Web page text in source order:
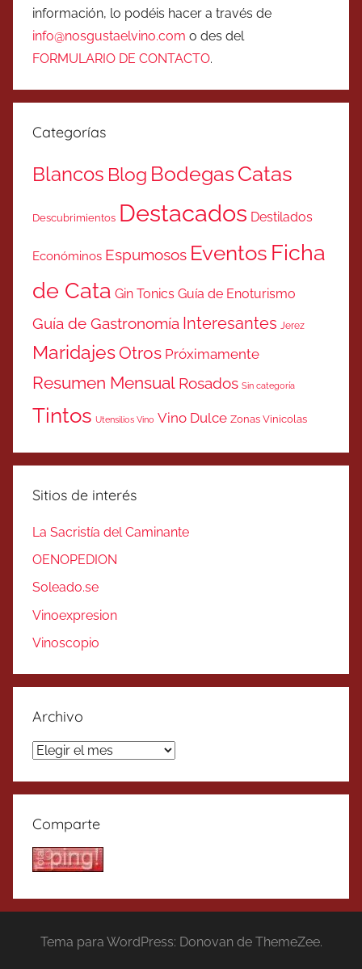
información, lo podéis hacer a través de
info@nosgustaelvino.com o des del
FORMULARIO DE CONTACTO.
Categorías
Blancos Blog BodegasCatas
Descubrimientos Destacados Destilados
Económinos Espumosos Eventos Ficha
de Cata Gin Tonics Guía de Enoturismo
Guía de Gastronomía Interesantes Jerez
MaridajesOtros Próximamente
Resumen Mensual Rosados Sin categoría
Tintos Utensilios Vino Vino Dulce Zonas Vinicolas
Sitios de interés
La Sacristía del Caminante
OENOPEDION
Soleado.se
Vinoexpresion
Vinoscopio
Archivo
Archivo
Comparte
Tema para WordPress: Donovan de ThemeZee.